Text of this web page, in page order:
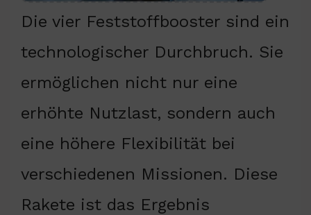
Die vier Feststoffbooster sind ein
technologischer Durchbruch. Sie
ermöglichen nicht nur eine
erhöhte Nutzlast, sondern auch
eine höhere Flexibilität bei
verschiedenen Missionen. Diese
Rakete ist das Ergebnis